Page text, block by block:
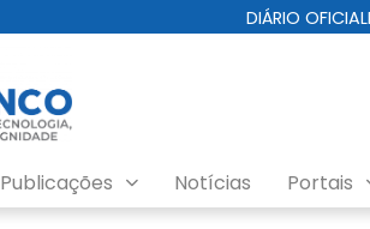
DIÁRIO OFICIAL
Publicações Notícias Portais